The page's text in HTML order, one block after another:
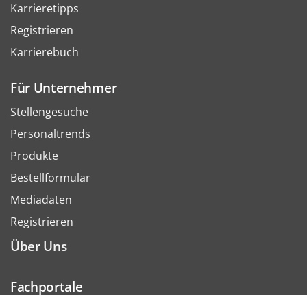
Karrieretipps
Registrieren
Karrierebuch
Für Unternehmer
Stellengesuche
Personaltrends
Produkte
Bestellformular
Mediadaten
Registrieren
Über Uns
Fachportale